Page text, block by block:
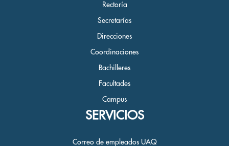
Rectoría
Secretarías
Direcciones
Coordinaciones
Bachilleres
Facultades
Campus
SERVICIOS
Correo de empleados UAQ